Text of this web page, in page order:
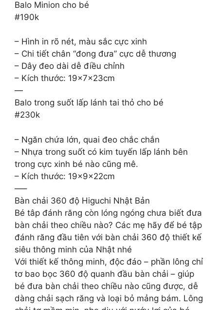
Balo Minion cho bé
#190k
– Hình in rõ nét, màu sắc cực xinh
– Chi tiết chân “đong đưa” cực dễ thương
– Dây đeo dài dễ điều chỉnh
– Kích thước: 19x7x23cm
—
Balo trong suốt lấp lánh tai thỏ cho bé
#230k
– Ngăn chứa lớn, quai đeo chắc chắn
– Nhựa trong suốt có kim tuyến lấp lánh bên
trong cực xinh bé nào cũng mê.
– Kích thước: 19x9x22cm
—–
Bàn chải 360 độ Higuchi Nhật Bản
Bé tâp đánh răng còn lóng ngóng chưa biết đưa
bàn chải theo chiều nào? Các mẹ hãy để bé tập
đánh răng đầu tiên với bàn chải 360 độ thiết kế
siêu thông minh của Nhật nhé
Với thiết kế thông minh, độc đáo – phần lông chỉ
tơ bao bọc 360 độ quanh đầu bàn chải – giúp
bé đưa bàn chải theo chiều nào cũng được, dễ
dàng chải sạch răng và loại bỏ mảng bám. Lông